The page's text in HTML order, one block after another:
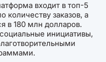
входит в топ-5
количеству заказов, а
в 180 млн долларов.
инициативы,